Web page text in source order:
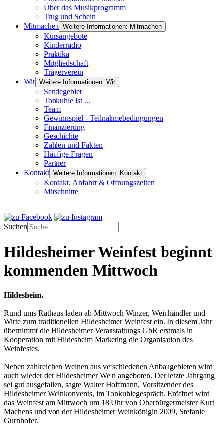
Über das Musikprogramm
Trug und Schein
Mitmachen Weitere Informationen: Mitmachen
Kursangebote
Kinderradio
Praktika
Mitgliedschaft
Trägerverein
Wir Weitere Informationen: Wir
Sendegebiet
Tonkuhle ist ...
Team
Gewinnspiel - Teilnahmebedingungen
Finanzierung
Geschichte
Zahlen und Fakten
Häufige Fragen
Partner
Kontakt Weitere Informationen: Kontakt
Kontakt, Anfahrt & Öffnungszeiten
Mitschnitte
Suchen
Hildesheimer Weinfest beginnt
kommenden Mittwoch
Hildesheim.
Rund ums Rathaus laden ab Mittwoch Winzer, Weinhändler und
Wirte zum traditionellen Hildesheimer Weinfest ein. In diesem Jahr
übernimmt die Hildesheimer Veranstaltungs GbR erstmals in
Kooperation mit Hildesheim Marketing die Organisation des
Weinfestes.
Neben zahlreichen Weinen aus verschiedenen Anbaugebieten wird
auch wieder der Hildesheimer Wein angeboten. Der letzte Jahrgang
sei gut ausgefallen, sagte Walter Hoffmann, Vorsitzender des
Hildesheimer Weinkonvents, im Tonkuhlegespräch. Eröffnet wird
das Weinfest am Mittwoch um 18 Uhr von Oberbürgermeister Kurt
Machens und von der Hildesheimer Weinkönigin 2009, Stefanie
Gurnhofer.